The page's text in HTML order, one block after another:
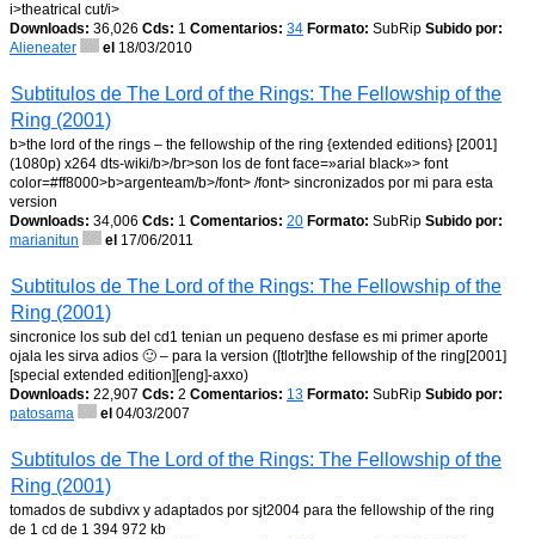
i>theatrical cut/i>
Downloads: 36,026 Cds: 1 Comentarios: 34 Formato: SubRip Subido por:
Alieneater
el 18/03/2010
Subtitulos de The Lord of the Rings: The Fellowship of the
Ring (2001)
b>the lord of the rings – the fellowship of the ring {extended editions} [2001]
(1080p) x264 dts-wiki/b>/br>son los de font face=»arial black»> font
color=#ff8000>b>argenteam/b>/font> /font> sincronizados por mi para esta
version
Downloads: 34,006 Cds: 1 Comentarios: 20 Formato: SubRip Subido por:
marianitun
el 17/06/2011
Subtitulos de The Lord of the Rings: The Fellowship of the
Ring (2001)
sincronice los sub del cd1 tenian un pequeno desfase es mi primer aporte
ojala les sirva adios 🙂 – para la version ([tlotr]the fellowship of the ring[2001]
[special extended edition][eng]-axxo)
Downloads: 22,907 Cds: 2 Comentarios: 13 Formato: SubRip Subido por:
patosama
el 04/03/2007
Subtitulos de The Lord of the Rings: The Fellowship of the
Ring (2001)
tomados de subdivx y adaptados por sjt2004 para the fellowship of the ring
de 1 cd de 1 394 972 kb